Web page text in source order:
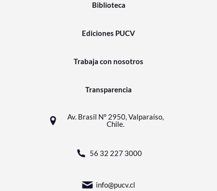
Biblioteca
Ediciones PUCV
Trabaja con nosotros
Transparencia
Av. Brasil N° 2950, Valparaíso,
Chile.
56 32 227 3000
info@pucv.cl